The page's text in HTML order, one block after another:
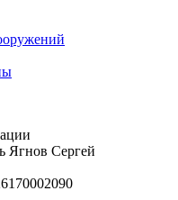
Ягнов Сергей